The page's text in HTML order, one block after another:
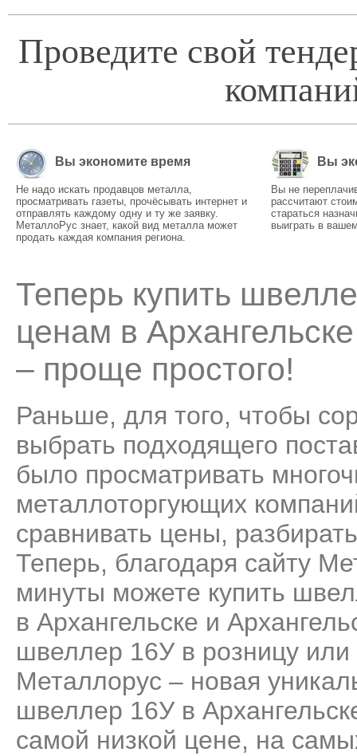
Проведите свой
Вы экономите время
Не надо искать продавцов металла,
просматривать газеты, прочёсывать интернет и
отправлять каждому одну и ту же заявку.
МеталлоРус знает, какой вид металла может
продать каждая компания региона.
Вы
Вы не
рассчитают
стараться
выиграть в
Теперь купить
ценам в
– проще простого!
Раньше, для того, чтобы
выбрать подходящего
было просматривать
металлоторгующих
сравнивать цены,
Теперь, благодаря сайту
минуты можете купить
в Архангельске и
швеллер 16У в розницу или
Металлорус – новая
швеллер 16У в
самой низкой цене, на